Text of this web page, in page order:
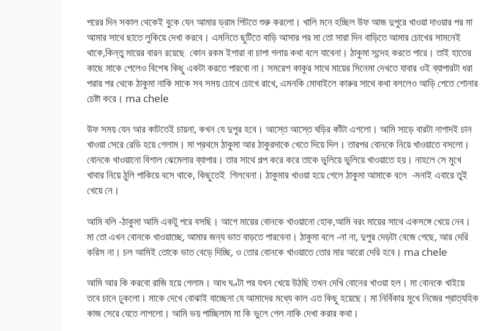
পরের দিন সকাল থেকেই বুকে যেন আমার ড্রাম পিটতে শুরু করলো। খালি মনে হচ্ছিল উফ আজ দুপুরে খাওয়া দাওয়ার পর মা
আমার সাথে ছাতে লুকিয়ে দেখা করবে। এমনিতে ছুটিতে বাড়ি আসার পর মা তো সারা দিন বাড়িতে আমার চোখের সামনেই
থাকে,কিন্তু মায়ের বারন রয়েছে কোন রকম ইশারা বা চাপা গলায় কথা বলে যাবেনা। ঠাকুমা সন্দেহ করতে পারে। তাই হাতের
কাছে মাকে পেলেও বিশেষ কিছু একটা করতে পারবো না। সমরেশ কাকুর সাথে মায়ের সিনেমা দেখতে যাবার ওই ব্যাপারটা ধরা
পরার পর থেকে ঠাকুমা নাকি মাকে সব সময় চোখে চোখে রাখে, এমনকি মোবাইলে কারুর সাথে কথা বললেও আড়ি পেতে শোনার
চেষ্টা করে। ma chele
উফ সময় যেন আর কাটতেই চায়না, কখন যে দুপুর হবে। আস্তে আস্তে ঘড়ির কাঁটা এগলো। আমি সাড়ে বারটা নাগাদই চান
খাওয়া সেরে রেডি হয়ে গেলাম। মা প্রথমে ঠাকুমা আর ঠাকুরদাকে খেতে দিয়ে দিল। তারপর বোনকে নিয়ে খাওয়াতে বসলো।
বোনকে খাওয়ানো বিশাল ঝেমেলার ব্যাপার। তার সাথে গল্প করে করে তাকে ভুলিয়ে ভুলিয়ে খাওয়াতে হয়। নাহলে সে মুখে
খাবার নিয়ে ঠুলি পাকিয়ে বসে থাকে, কিছুতেই গিলবেনা। ঠাকুমার খাওয়া হয়ে গেলে ঠাকুমা আমাকে বলে -মনাই এবারে তুই
খেয়ে নে।
আমি বলি -ঠাকুমা আমি একটু পরে বসছি। আগে মায়ের বোনকে খাওয়ানো হোক,আমি বরং মায়ের সাথে একসঙ্গে খেয়ে নেব।
মা তো এখন বোনকে খাওয়াচ্ছে, আমার জন্য ভাত বাড়তে পারবেনা। ঠাকুমা বলে -না না, দুপুর দেড়টা বেজে গেছে, আর দেরি
করিস না। চল আমিই তোকে ভাত বেড়ে দিচ্ছি, ও তোর বোনকে খাওয়াতে তোর মার আরো দেরি হবে। ma chele
আমি আর কি করবো রাজি হয়ে গেলাম। আধ ঘণ্টা পর যখন খেয়ে উঠছি তখন দেখি বোনের খাওয়া হল। মা বোনকে খাইয়ে
তবে চানে ঢুকলো। মাকে দেখে বোঝাই যাচ্ছেনা যে আমাদের মধ্যে কাল এত কিছু হয়েছে। মা নির্বিকার মুখে নিজের প্রাত্যহিক
কাজ সেরে যেতে লাগলো। আমি ভয় পাচ্ছিলাম মা কি ভুলে গেল নাকি দেখা করার কথা।